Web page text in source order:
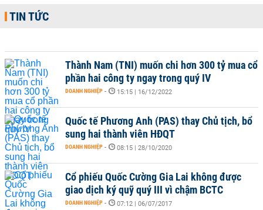
TIN TỨC
Thành Nam (TNI) muốn chi hơn 300 tỷ mua cổ
phần hai công ty ngay trong quý IV
DOANH NGHIỆP - 15:15 | 16/12/2022
Quốc tế Phương Anh (PAS) thay Chủ tịch, bổ
sung hai thành viên HĐQT
DOANH NGHIỆP - 08:15 | 28/10/2020
Cổ phiếu Quốc Cường Gia Lai không được
giao dịch ký quỹ quý III vì chậm BCTC
DOANH NGHIỆP - 07:12 | 06/07/2017